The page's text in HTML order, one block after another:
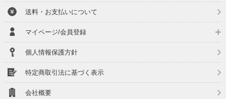
送料・お支払いについて
マイページ/会員登録
個人情報保護方針
特定商取引法に基づく表示
会社概要